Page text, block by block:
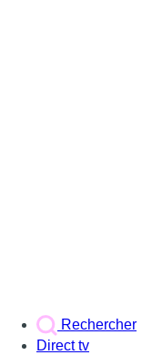
Rechercher
Direct tv